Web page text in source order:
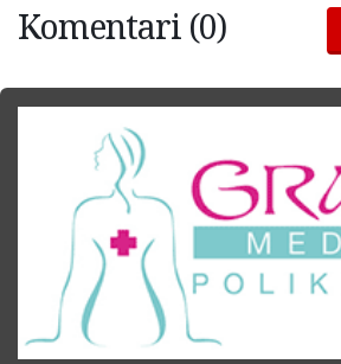
Komentari (0)